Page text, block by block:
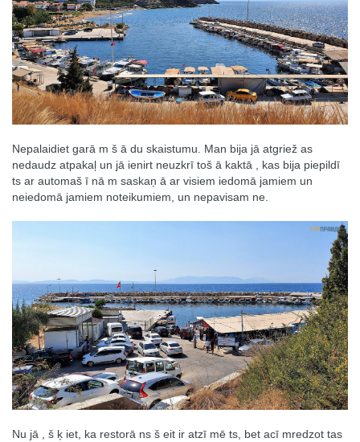
Nepalaidiet garā m š ā du skaistumu. Man bija jā atgriež as
nedaudz atpakaļ un jā ienirt neuzkrī toš ā kaktā , kas bija piepildī
ts ar automaš ī nā m saskaņ ā ar visiem iedomā jamiem un
neiedomā jamiem noteikumiem, un nepavisam ne.
Nu jā , š ķ iet, ka restorā ns š eit ir atzī mē ts, bet acī mredzot tas